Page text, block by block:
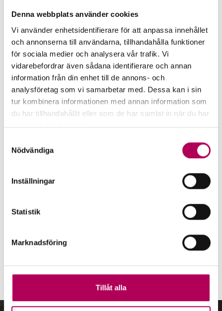
Denna webbplats använder cookies
Vi använder enhetsidentifierare för att anpassa innehållet
och annonserna till användarna, tillhandahålla funktioner
för sociala medier och analysera vår trafik. Vi
vidarebefordrar även sådana identifierare och annan
information från din enhet till de annons- och
analysföretag som vi samarbetar med. Dessa kan i sin
tur kombinera informationen med annan information som
du har tillhandahållit eller som de har samlat in när du har
använt deras tjänster.
personuppgifter.
Nödvändiga
Inställningar
Statistik
Marknadsföring
Tillåt alla
viktig diskussion utgå från korrekt fakta.
EKN garanterar årligen betalningsrisken i cirka två
tusen affärer, varav en tredjedel för små och
medelstora företag. De stora företagen gör stora
affärer, mindre företag gör mindre affärer. Därför
är de garanterade beloppen för de stora företagen
dominerande.
som annars funnits att tillgå på marknaden. Men
EKN är ett marknadskomplement och behovet har
företagen saknar ofta kreditutrymme och då är
större företagen behöver försäkringen på vissa